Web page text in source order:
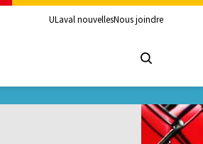
ULaval nouvellesNous joindre